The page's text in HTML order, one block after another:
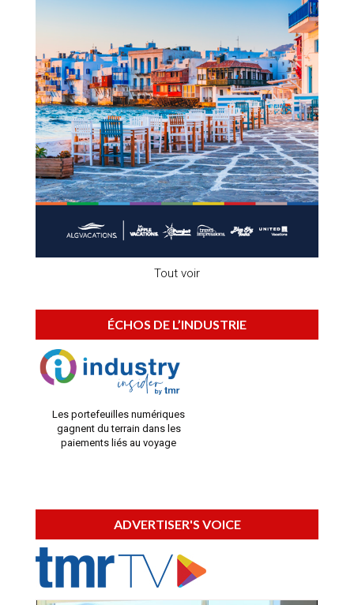
Tout voir
ÉCHOS DE L’INDUSTRIE
Les portefeuilles numériques
gagnent du terrain dans les
paiements liés au voyage
ADVERTISER'S VOICE